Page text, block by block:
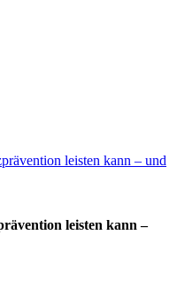
leisten kann –